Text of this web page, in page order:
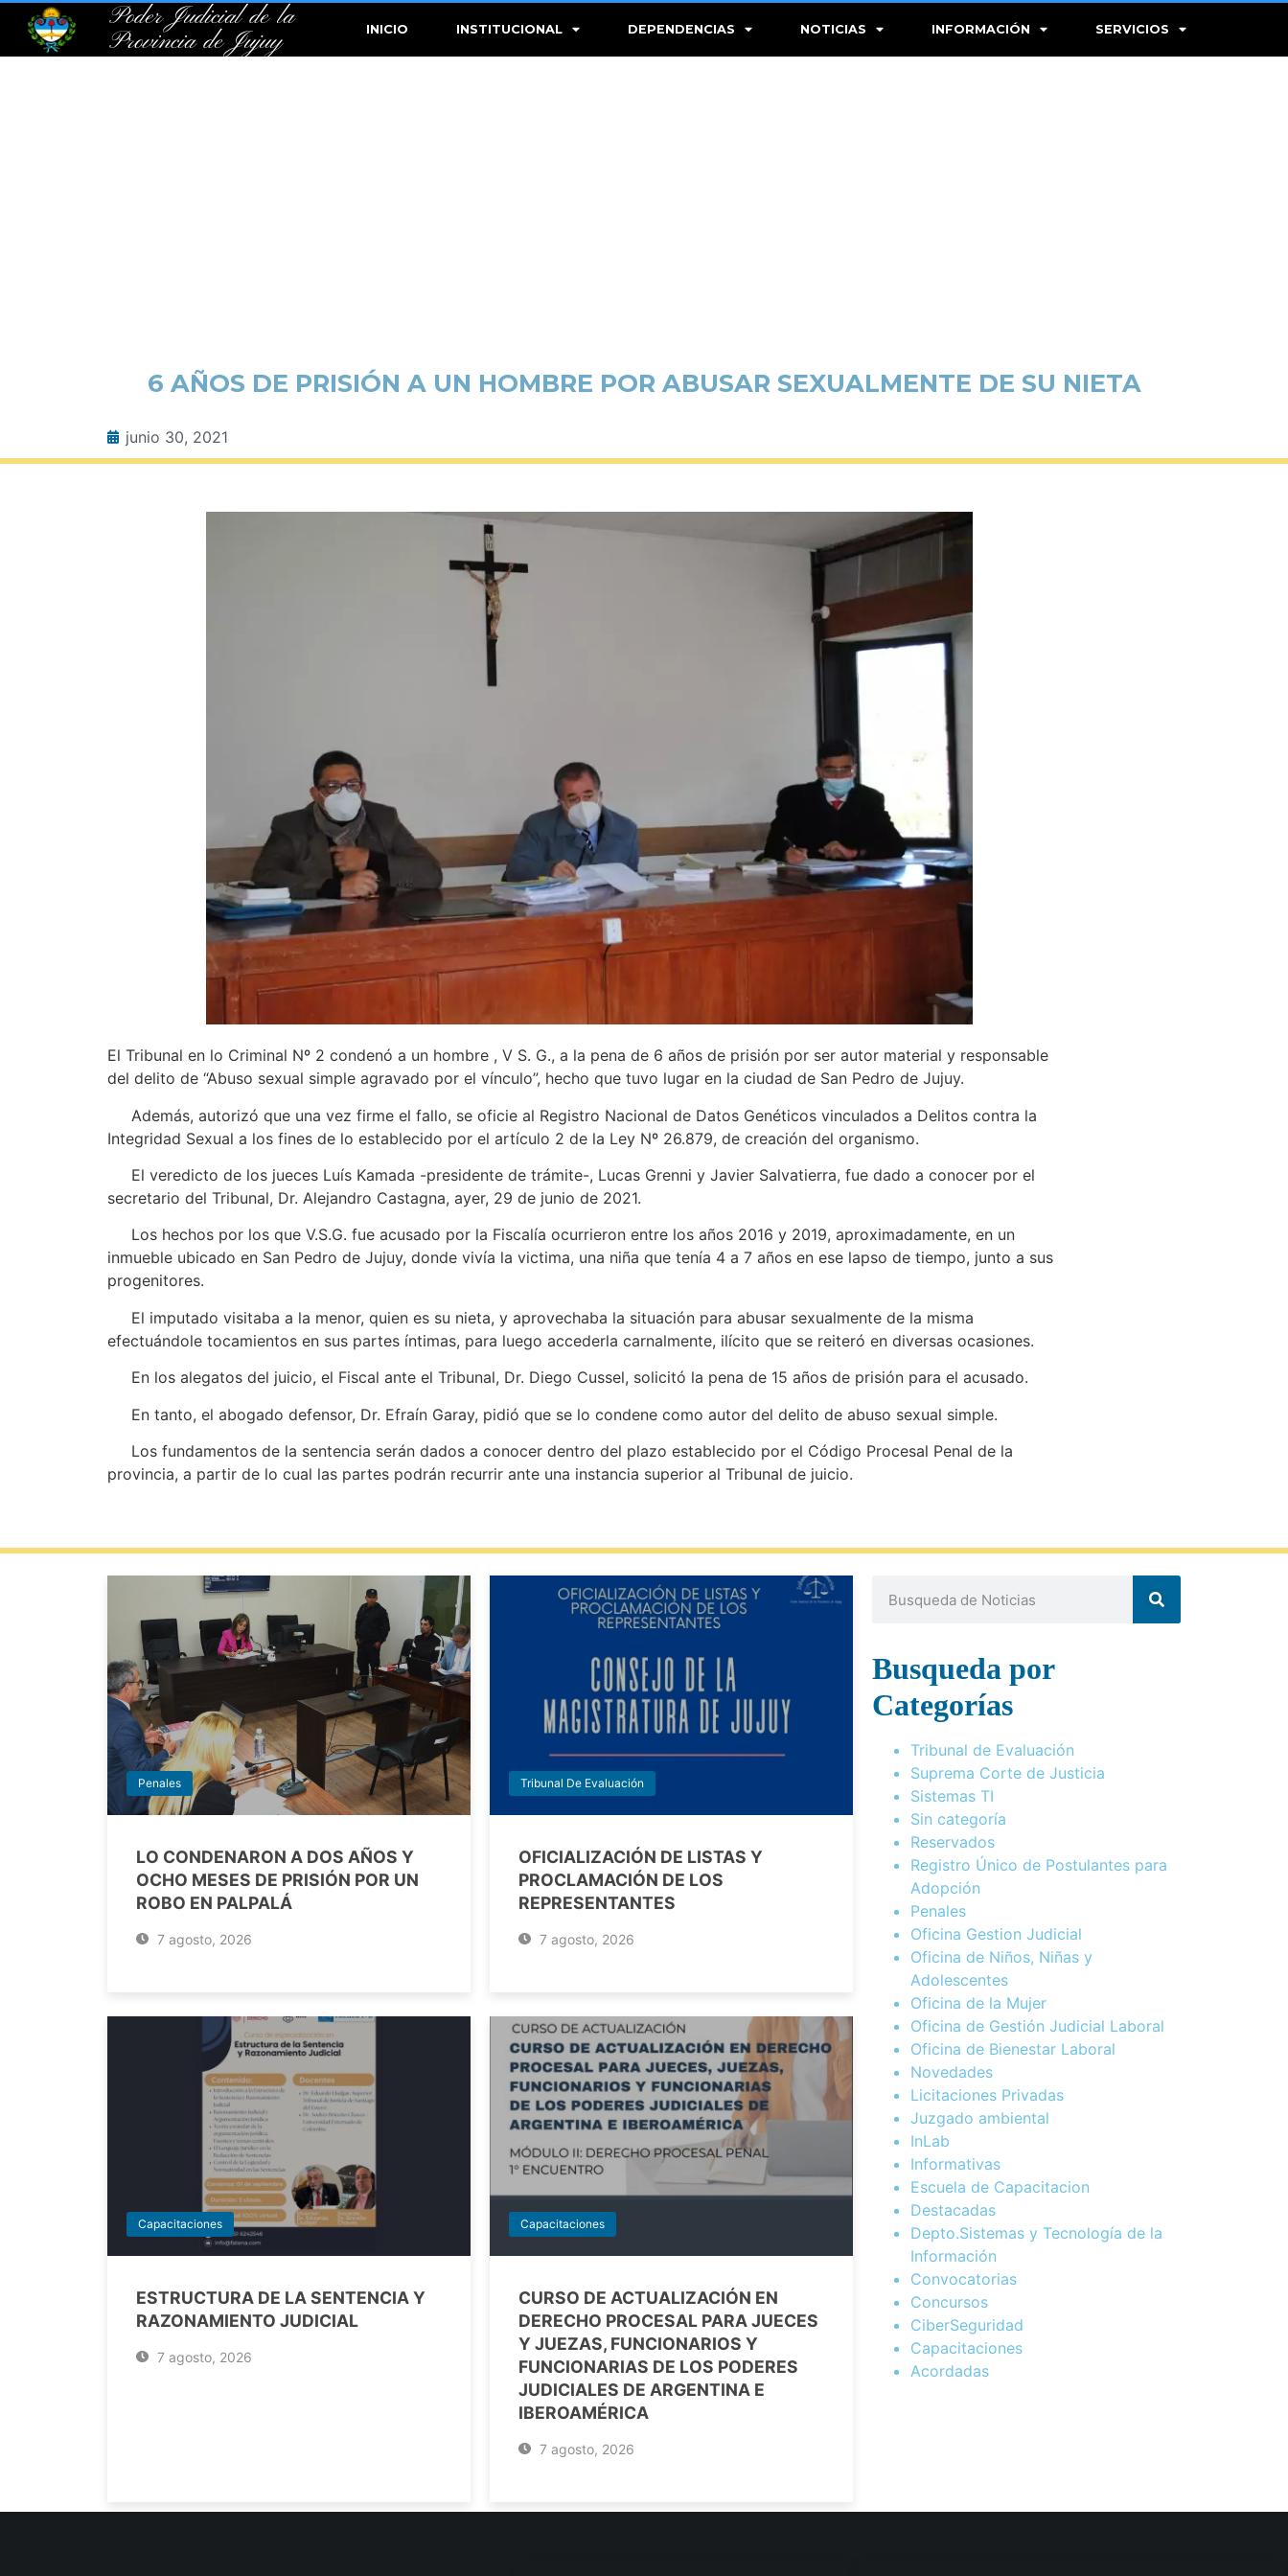
Poder Judicial de la
Provincia de Jujuy
INICIO INSTITUCIONAL DEPENDENCIAS NOTICIAS INFORMACIÓN SERVICIOS
6 AÑOS DE PRISIÓN A UN HOMBRE POR ABUSAR SEXUALMENTE DE SU NIETA
junio 30, 2021
El Tribunal en lo Criminal Nº 2 condenó a un hombre , V S. G., a la pena de 6 años de prisión por ser autor material y responsable
del delito de “Abuso sexual simple agravado por el vínculo”, hecho que tuvo lugar en la ciudad de San Pedro de Jujuy.
Además, autorizó que una vez firme el fallo, se oficie al Registro Nacional de Datos Genéticos vinculados a Delitos contra la
Integridad Sexual a los fines de lo establecido por el artículo 2 de la Ley Nº 26.879, de creación del organismo.
El veredicto de los jueces Luís Kamada -presidente de trámite-, Lucas Grenni y Javier Salvatierra, fue dado a conocer por el
secretario del Tribunal, Dr. Alejandro Castagna, ayer, 29 de junio de 2021.
Los hechos por los que V.S.G. fue acusado por la Fiscalía ocurrieron entre los años 2016 y 2019, aproximadamente, en un
inmueble ubicado en San Pedro de Jujuy, donde vivía la victima, una niña que tenía 4 a 7 años en ese lapso de tiempo, junto a sus
progenitores.
El imputado visitaba a la menor, quien es su nieta, y aprovechaba la situación para abusar sexualmente de la misma
efectuándole tocamientos en sus partes íntimas, para luego accederla carnalmente, ilícito que se reiteró en diversas ocasiones.
En los alegatos del juicio, el Fiscal ante el Tribunal, Dr. Diego Cussel, solicitó la pena de 15 años de prisión para el acusado.
En tanto, el abogado defensor, Dr. Efraín Garay, pidió que se lo condene como autor del delito de abuso sexual simple.
Los fundamentos de la sentencia serán dados a conocer dentro del plazo establecido por el Código Procesal Penal de la
provincia, a partir de lo cual las partes podrán recurrir ante una instancia superior al Tribunal de juicio.
Penales
LO CONDENARON A DOS AÑOS Y
OCHO MESES DE PRISIÓN POR UN
ROBO EN PALPALÁ
7 agosto, 2026
Tribunal De Evaluación
OFICIALIZACIÓN DE LISTAS Y
PROCLAMACIÓN DE LOS
REPRESENTANTES
7 agosto, 2026
Capacitaciones
ESTRUCTURA DE LA SENTENCIA Y
RAZONAMIENTO JUDICIAL
7 agosto, 2026
Capacitaciones
CURSO DE ACTUALIZACIÓN EN
DERECHO PROCESAL PARA JUECES
Y JUEZAS, FUNCIONARIOS Y
FUNCIONARIAS DE LOS PODERES
JUDICIALES DE ARGENTINA E
IBEROAMÉRICA
7 agosto, 2026
Busqueda por
Categorías
Tribunal de Evaluación
Suprema Corte de Justicia
Sistemas TI
Sin categoría
Reservados
Registro Único de Postulantes para
Adopción
Penales
Oficina Gestion Judicial
Oficina de Niños, Niñas y
Adolescentes
Oficina de la Mujer
Oficina de Gestión Judicial Laboral
Oficina de Bienestar Laboral
Novedades
Licitaciones Privadas
Juzgado ambiental
InLab
Informativas
Escuela de Capacitacion
Destacadas
Depto.Sistemas y Tecnología de la
Información
Convocatorias
Concursos
CiberSeguridad
Capacitaciones
Acordadas